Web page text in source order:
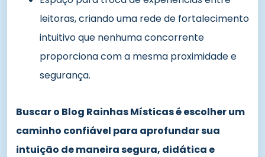
leitoras, criando uma rede de fortalecimento
intuitivo que nenhuma concorrente
proporciona com a mesma proximidade e
segurança.
Buscar o Blog Rainhas Místicas é escolher um
caminho confiável para aprofundar sua
intuição de maneira segura, didática e